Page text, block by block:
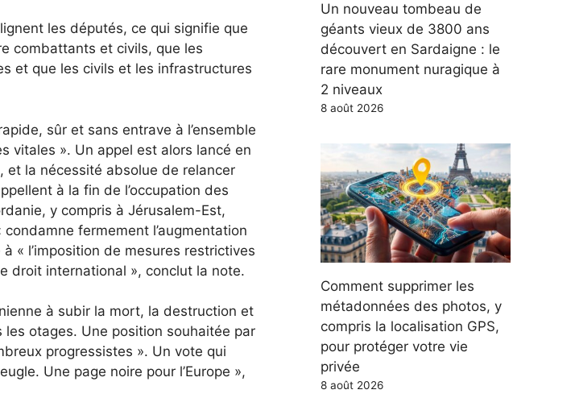
les députés, ce qui signifie que
combattants et civils, que les
et que les civils et les infrastructures
sûr et sans entrave à l’ensemble
vitales ». Un appel est alors lancé en
et la nécessité absolue de relancer
à la fin de l’occupation des
y compris à Jérusalem-Est,
fermement l’augmentation
« l’imposition de mesures restrictives
droit international », conclut la note.
à subir la mort, la destruction et
otages. Une position souhaitée par
progressistes ». Un vote qui
Une page noire pour l’Europe »,
Un nouveau tombeau de
géants vieux de 3800 ans
découvert en Sardaigne : le
rare monument nuragique à
2 niveaux
8 août 2026
Comment supprimer les
métadonnées des photos, y
compris la localisation GPS,
pour protéger votre vie
privée
8 août 2026